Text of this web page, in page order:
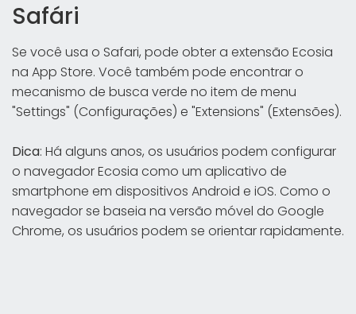
Safári
Se você usa o Safari, pode obter a extensão Ecosia
na App Store. Você também pode encontrar o
mecanismo de busca verde no item de menu
"Settings" (Configurações) e "Extensions" (Extensões).
Dica: Há alguns anos, os usuários podem configurar
o navegador Ecosia como um aplicativo de
smartphone em dispositivos Android e iOS. Como o
navegador se baseia na versão móvel do Google
Chrome, os usuários podem se orientar rapidamente.